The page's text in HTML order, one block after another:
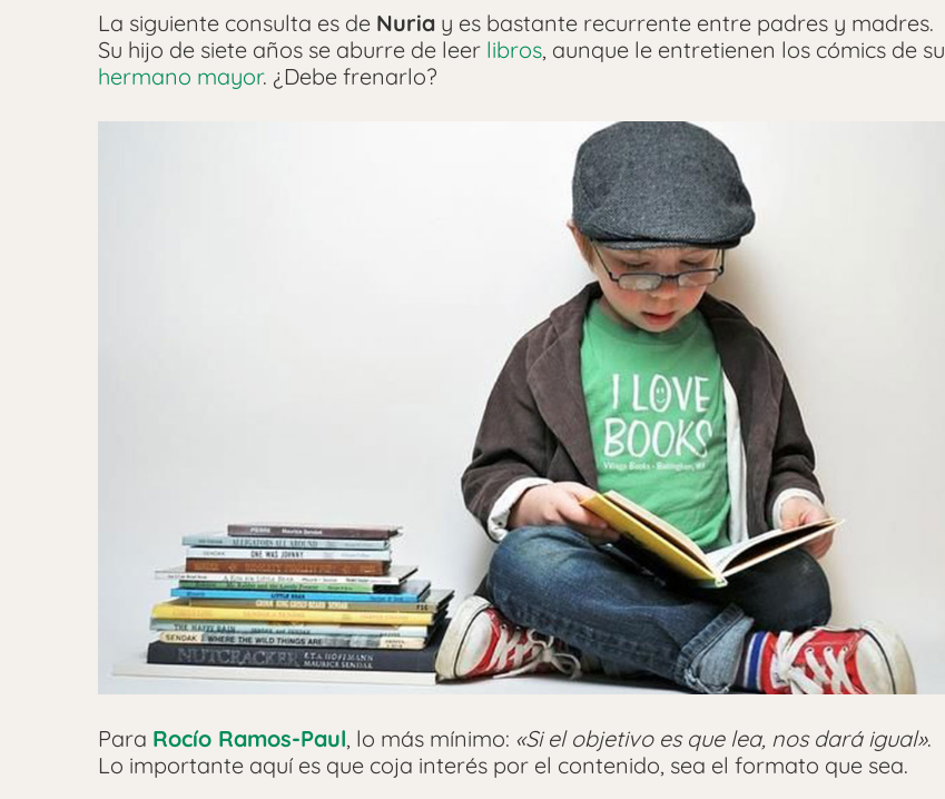
La siguiente consulta es de Nuria y es bastante recurrente entre padres y madres.
Su hijo de siete años se aburre de leer libros, aunque le entretienen los cómics de su
hermano mayor. ¿Debe frenarlo?
Para Rocío Ramos-Paul, lo más mínimo: «Si el objetivo es que lea, nos dará igual».
Lo importante aquí es que coja interés por el contenido, sea el formato que sea.